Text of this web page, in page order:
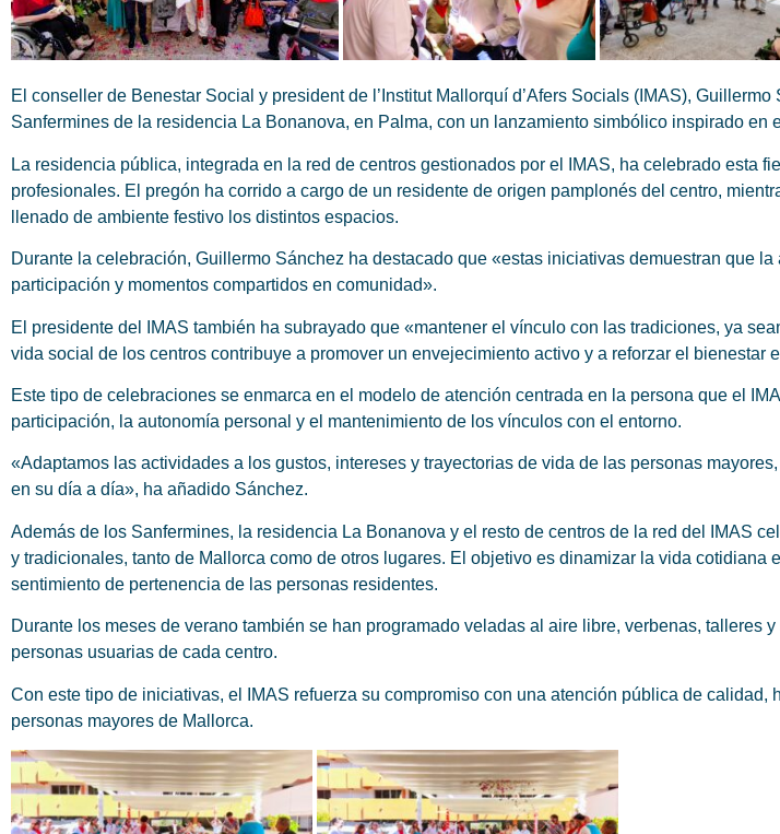
El conseller de Benestar Social y president de l’Institut Mallorquí d’Afers Socials (IMAS),
Sanfermines de la residencia La Bonanova, en Palma, con un lanzamiento simbólico inspirado en
La residencia pública, integrada en la red de centros gestionados por el IMAS, ha celebrado esta
profesionales. El pregón ha corrido a cargo de un residente de origen pamplonés del centro,
llenado de ambiente festivo los distintos espacios.
Durante la celebración, Guillermo Sánchez ha destacado que «estas iniciativas demuestran que
participación y momentos compartidos en comunidad».
El presidente del IMAS también ha subrayado que «mantener el vínculo con las tradiciones, ya
vida social de los centros contribuye a promover un envejecimiento activo y a reforzar el bienestar
Este tipo de celebraciones se enmarca en el modelo de atención centrada en la persona que el
participación, la autonomía personal y el mantenimiento de los vínculos con el entorno.
«Adaptamos las actividades a los gustos, intereses y trayectorias de vida de las personas
en su día a día», ha añadido Sánchez.
Además de los Sanfermines, la residencia La Bonanova y el resto de centros de la red del IMAS
y tradicionales, tanto de Mallorca como de otros lugares. El objetivo es dinamizar la vida cotidiana
sentimiento de pertenencia de las personas residentes.
Durante los meses de verano también se han programado veladas al aire libre, verbenas, talleres
personas usuarias de cada centro.
Con este tipo de iniciativas, el IMAS refuerza su compromiso con una atención pública de
personas mayores de Mallorca.